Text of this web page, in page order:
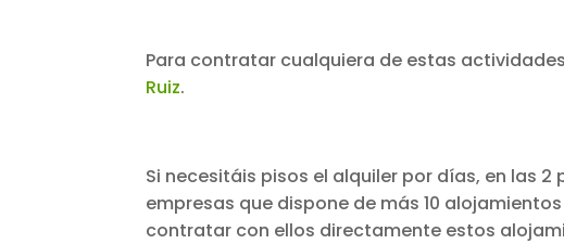
Para contratar cualquiera de estas
Ruiz.
Si necesitáis pisos el alquiler por días, en las
empresas que dispone de más 10
contratar con ellos directamente estos